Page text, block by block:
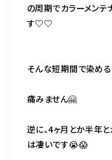
の周期でカラーメンテ
す♡♡
そんな短期間で染める
痛みません🤗
逆に、4ヶ月とか半年
は凄いです😭😱